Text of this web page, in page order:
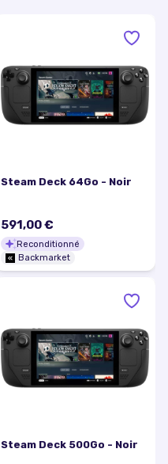
Steam Deck 64Go - Noir
591,00 €
Reconditionné
Backmarket
Steam Deck 500Go - Noir